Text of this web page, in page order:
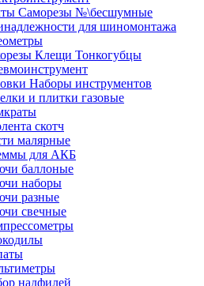
Саморезы №\бесшумные
для шиномонтажа
Клещи Тонкогубцы
Наборы инструментов
и плитки газовые
скотч
малярные
для АКБ
баллоные
наборы
разные
свечные
надфилей